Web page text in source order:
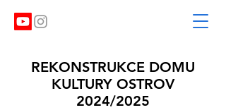
REKONSTRUKCE DOMU
KULTURY OSTROV
2024/2025